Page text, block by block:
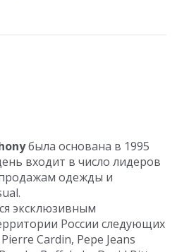
была основана в 1995
входит в число лидеров
одежды и
эксклюзивным
России следующих
Cardin, Pepe Jeans